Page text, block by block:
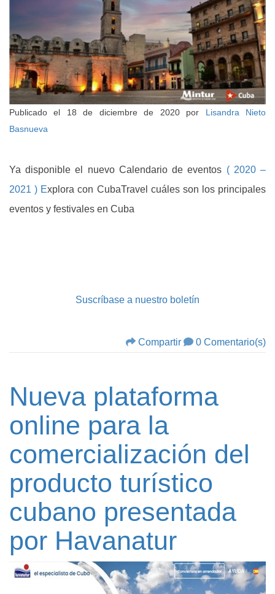
Publicado el 18 de diciembre de 2020por
Lisandra Nieto
Basnueva
Ya disponible el nuevo Calendario de eventos ( 2020 –
2021 ) Explora con CubaTravel cuáles son los principales
eventos y festivales en Cuba
Suscríbase a nuestro boletín
Compartir 0 Comentario(s)
Nueva plataforma
online para la
comercialización del
producto turístico
cubano presentada
por Havanatur